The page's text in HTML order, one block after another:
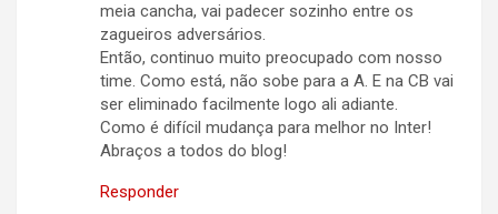
meia cancha, vai padecer sozinho entre os
zagueiros adversários.
Então, continuo muito preocupado com nosso
time. Como está, não sobe para a A. E na CB vai
ser eliminado facilmente logo ali adiante.
Como é difícil mudança para melhor no Inter!
Abraços a todos do blog!
Responder